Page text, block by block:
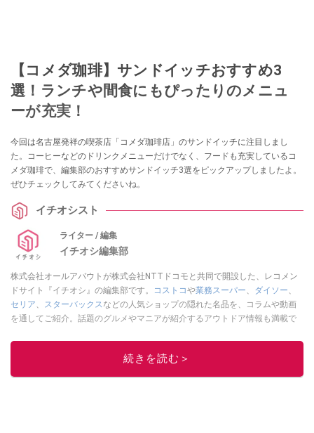
【コメダ珈琲】サンドイッチおすすめ3
選！ランチや間食にもぴったりのメニュ
ーが充実！
今回は名古屋発祥の喫茶店「コメダ珈琲店」のサンドイッチに注目しまし
た。コーヒーなどのドリンクメニューだけでなく、フードも充実しているコ
メダ珈琲で、編集部のおすすめサンドイッチ3選をピックアップしましたよ。
ぜひチェックしてみてくださいね。
イチオシスト
ライター / 編集
イチオシ編集部
株式会社オールアバウトが株式会社NTTドコモと共同で開設した、レコメン
ドサイト『イチオシ』の編集部です。
コストコや業務スーパー、 ダイソー、
セリア、 スターバックスなどの人気ショップの隠れた名品を、コラムや動画
を通してご紹介。話題のグルメやマニアが紹介するアウトドア情報も満載で
レビューしています。毎日トレンド情報をお届けしているので、ぜひ
してください！続きを読む＞